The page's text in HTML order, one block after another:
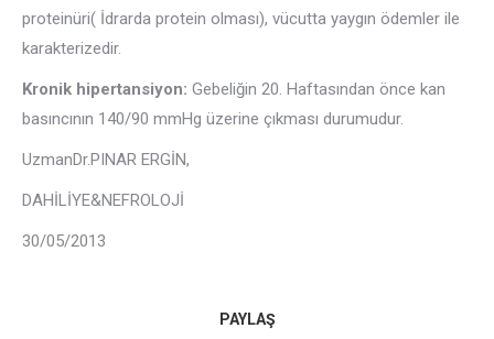
proteinüri( İdrarda protein olması), vücutta yaygın ödemler ile
karakterizedir.
Kronik hipertansiyon: Gebeliğin 20. Haftasından önce kan
basıncının 140/90 mmHg üzerine çıkması durumudur.
UzmanDr.PINAR ERGİN,
DAHİLİYE&NEFROLOJİ
30/05/2013
PAYLAŞ